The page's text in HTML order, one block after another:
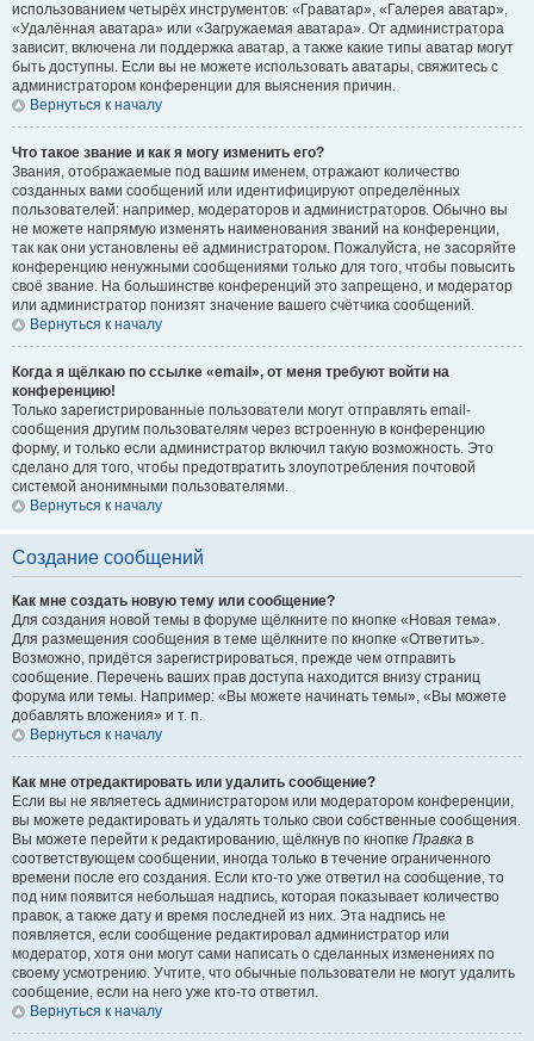
использованием четырёх инструментов: «Граватар», «Галерея аватар»,
«Удалённая аватара» или «Загружаемая аватара». От администратора
зависит, включена ли поддержка аватар, а также какие типы аватар могут
быть доступны. Если вы не можете использовать аватары, свяжитесь с
администратором конференции для выяснения причин.
Вернуться к началу
Что такое звание и как я могу изменить его?
Звания, отображаемые под вашим именем, отражают количество
созданных вами сообщений или идентифицируют определённых
пользователей: например, модераторов и администраторов. Обычно вы
не можете напрямую изменять наименования званий на конференции,
так как они установлены её администратором. Пожалуйста, не засоряйте
конференцию ненужными сообщениями только для того, чтобы повысить
своё звание. На большинстве конференций это запрещено, и модератор
или администратор понизят значение вашего счётчика сообщений.
Вернуться к началу
Когда я щёлкаю по ссылке «email», от меня требуют войти на
конференцию!
Только зарегистрированные пользователи могут отправлять email-
сообщения другим пользователям через встроенную в конференцию
форму, и только если администратор включил такую возможность. Это
сделано для того, чтобы предотвратить злоупотребления почтовой
системой анонимными пользователями.
Вернуться к началу
Создание сообщений
Как мне создать новую тему или сообщение?
Для создания новой темы в форуме щёлкните по кнопке «Новая тема».
Для размещения сообщения в теме щёлкните по кнопке «Ответить».
Возможно, придётся зарегистрироваться, прежде чем отправить
сообщение. Перечень ваших прав доступа находится внизу страниц
форума или темы. Например: «Вы можете начинать темы», «Вы можете
добавлять вложения» и т. п.
Вернуться к началу
Как мне отредактировать или удалить сообщение?
Если вы не являетесь администратором или модератором конференции,
вы можете редактировать и удалять только свои собственные сообщения.
Вы можете перейти к редактированию, щёлкнув по кнопке Правка в
соответствующем сообщении, иногда только в течение ограниченного
времени после его создания. Если кто-то уже ответил на сообщение, то
под ним появится небольшая надпись, которая показывает количество
правок, а также дату и время последней из них. Эта надпись не
появляется, если сообщение редактировал администратор или
модератор, хотя они могут сами написать о сделанных изменениях по
своему усмотрению. Учтите, что обычные пользователи не могут удалить
сообщение, если на него уже кто-то ответил.
Вернуться к началу